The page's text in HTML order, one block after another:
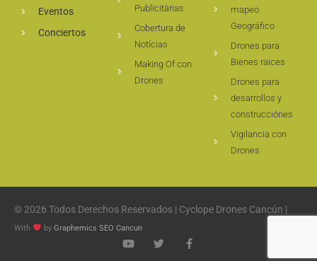
Eventos
Conciertos
Publicitàrias
Cobertura de
Notícias
Making Of con
Drones
mapeo
Geográfico
Drones para
Bienes raices
Drones para
desarrollos y
construcciónes
Vigilancia con
Drones
© 2026 Todos Derechos Reservados | Cyclope Drones Cancún |
With by Graphemics SEO Cancun